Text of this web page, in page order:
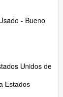
- Bueno
Unidos de
Estados